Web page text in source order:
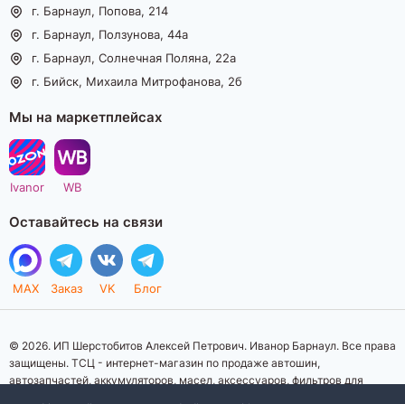
г. Барнаул, Попова, 214
г. Барнаул, Ползунова, 44а
г. Барнаул, Солнечная Поляна, 22а
г. Бийск, Михаила Митрофанова, 2б
Мы на маркетплейсах
Ivanor WB
Оставайтесь на связи
MAX Заказ VK Блог
© 2026. ИП Шерстобитов Алексей Петрович. Иванор Барнаул. Все права
защищены. ТСЦ - интернет-магазин по продаже автошин,
автозапчастей, аккумуляторов, масел, аксессуаров, фильтров для